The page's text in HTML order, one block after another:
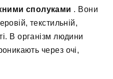
сполуками . Вони
текстильній,
В організм людини
через очі,